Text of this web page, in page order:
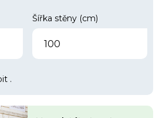
Šířka stěny (cm)
.